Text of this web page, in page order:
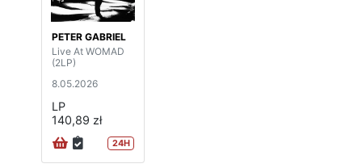
PETER GABRIEL
Live At WOMAD
(2LP)
8.05.2026
LP
140,89 zł
24H